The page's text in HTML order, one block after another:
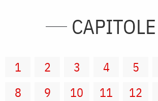
CAPITOLE
1 2 3 4 5
8
9 10 11 12